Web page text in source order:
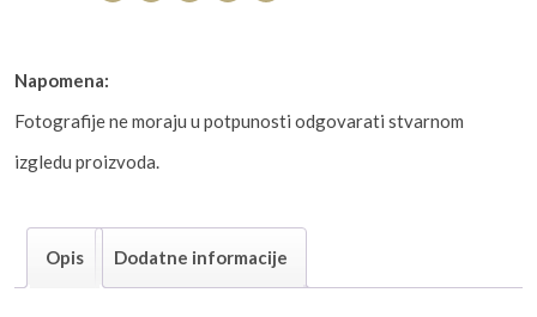
Napomena:
Fotografije ne moraju u potpunosti odgovarati stvarnom
izgledu proizvoda.
Opis Dodatne informacije